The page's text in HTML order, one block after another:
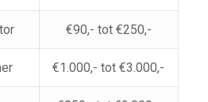
€90,- tot €250,-
€1.000,- tot €3.000,-